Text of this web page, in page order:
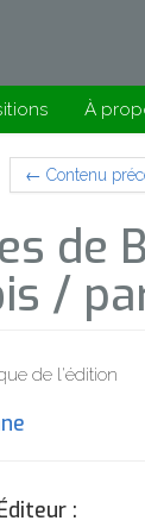
À
← Contenu
/
de l'édition
: